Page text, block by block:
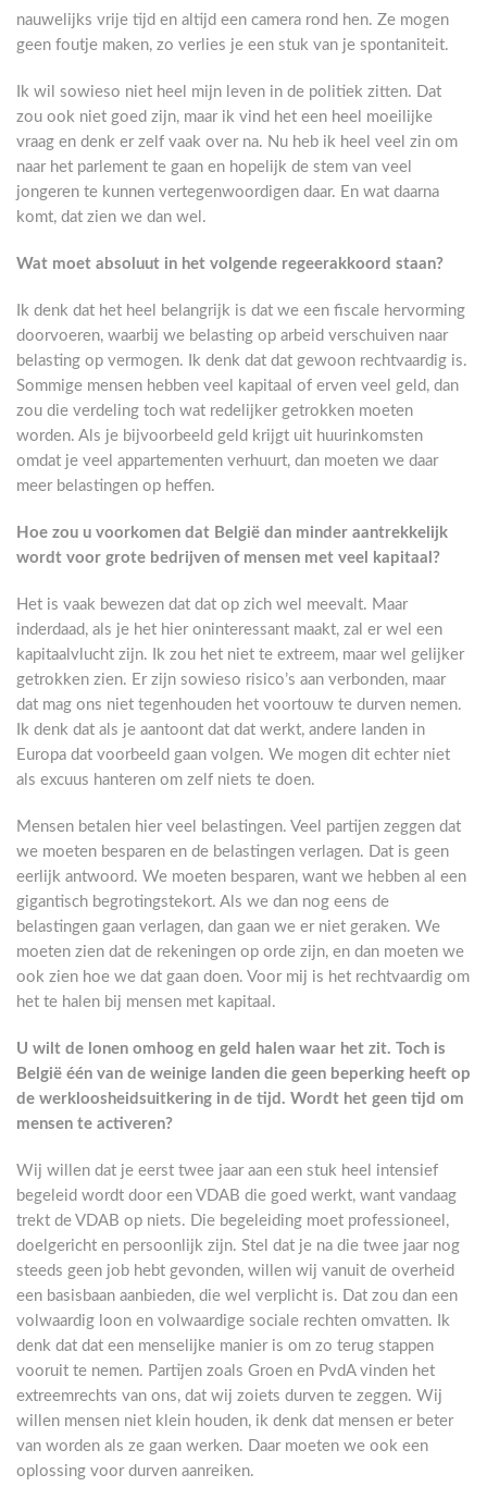
nauwelijks vrije tijd en altijd een camera rond hen. Ze mogen
geen foutje maken, zo verlies je een stuk van je spontaniteit.
Ik wil sowieso niet heel mijn leven in de politiek zitten. Dat
zou ook niet goed zijn, maar ik vind het een heel moeilijke
vraag en denk er zelf vaak over na. Nu heb ik heel veel zin om
naar het parlement te gaan en hopelijk de stem van veel
jongeren te kunnen vertegenwoordigen daar. En wat daarna
komt, dat zien we dan wel.
Wat moet absoluut in het volgende regeerakkoord staan?
Ik denk dat het heel belangrijk is dat we een fiscale hervorming
doorvoeren, waarbij we belasting op arbeid verschuiven naar
belasting op vermogen. Ik denk dat dat gewoon rechtvaardig is.
Sommige mensen hebben veel kapitaal of erven veel geld, dan
zou die verdeling toch wat redelijker getrokken moeten
worden. Als je bijvoorbeeld geld krijgt uit huurinkomsten
omdat je veel appartementen verhuurt, dan moeten we daar
meer belastingen op heffen.
Hoe zou u voorkomen dat België dan minder aantrekkelijk
wordt voor grote bedrijven of mensen met veel kapitaal?
Het is vaak bewezen dat dat op zich wel meevalt. Maar
inderdaad, als je het hier oninteressant maakt, zal er wel een
kapitaalvlucht zijn. Ik zou het niet te extreem, maar wel gelijker
getrokken zien. Er zijn sowieso risico’s aan verbonden, maar
dat mag ons niet tegenhouden het voortouw te durven nemen.
Ik denk dat als je aantoont dat dat werkt, andere landen in
Europa dat voorbeeld gaan volgen. We mogen dit echter niet
als excuus hanteren om zelf niets te doen.
Mensen betalen hier veel belastingen. Veel partijen zeggen dat
we moeten besparen en de belastingen verlagen. Dat is geen
eerlijk antwoord. We moeten besparen, want we hebben al een
gigantisch begrotingstekort. Als we dan nog eens de
belastingen gaan verlagen, dan gaan we er niet geraken. We
moeten zien dat de rekeningen op orde zijn, en dan moeten we
ook zien hoe we dat gaan doen. Voor mij is het rechtvaardig om
het te halen bij mensen met kapitaal.
U wilt de lonen omhoog en geld halen waar het zit. Toch is
België één van de weinige landen die geen beperking heeft op
de werkloosheidsuitkering in de tijd. Wordt het geen tijd om
mensen te activeren?
Wij willen dat je eerst twee jaar aan een stuk heel intensief
begeleid wordt door een VDAB die goed werkt, want vandaag
trekt de VDAB op niets. Die begeleiding moet professioneel,
doelgericht en persoonlijk zijn. Stel dat je na die twee jaar nog
steeds geen job hebt gevonden, willen wij vanuit de overheid
een basisbaan aanbieden, die wel verplicht is. Dat zou dan een
volwaardig loon en volwaardige sociale rechten omvatten. Ik
denk dat dat een menselijke manier is om zo terug stappen
vooruit te nemen. Partijen zoals Groen en PvdA vinden het
extreemrechts van ons, dat wij zoiets durven te zeggen. Wij
willen mensen niet klein houden, ik denk dat mensen er beter
van worden als ze gaan werken. Daar moeten we ook een
oplossing voor durven aanreiken.